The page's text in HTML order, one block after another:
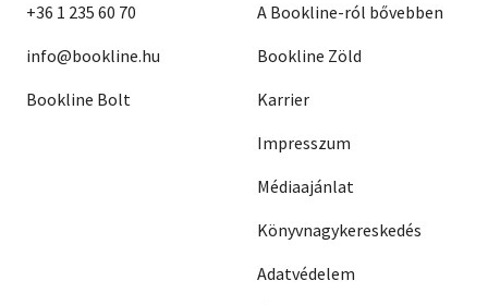
+36 1 235 60 70
info@bookline.hu
Bookline Bolt
A Bookline-ról bővebben
Bookline Zöld
Karrier
Impresszum
Médiaajánlat
Könyvnagykereskedés
Adatvédelem